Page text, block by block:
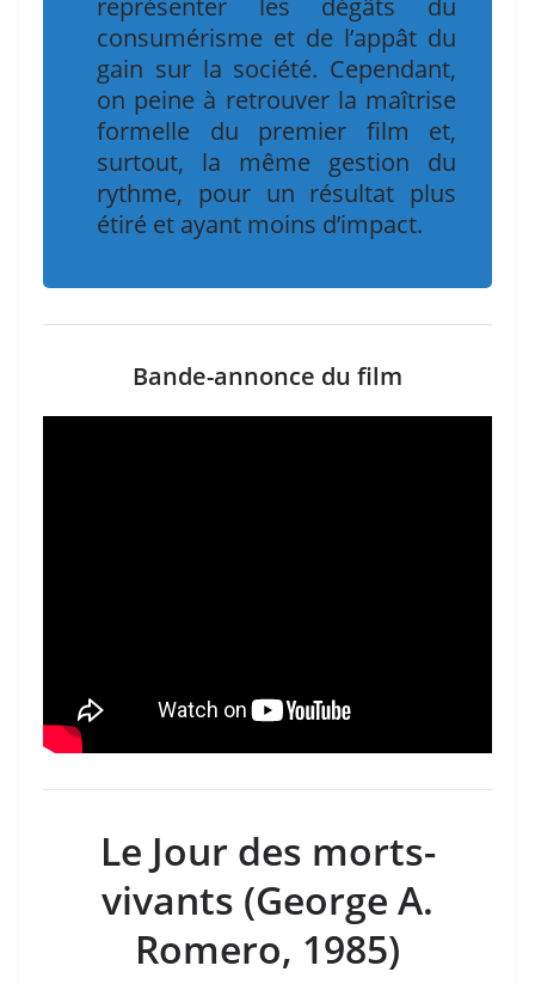
représenter les dégâts du
consumérisme et de l’appât du
gain sur la société. Cependant,
on peine à retrouver la maîtrise
formelle du premier film et,
surtout, la même gestion du
rythme, pour un résultat plus
étiré et ayant moins d’impact.
Bande-annonce du film
Le Jour des morts-
vivants (George A.
Romero, 1985)